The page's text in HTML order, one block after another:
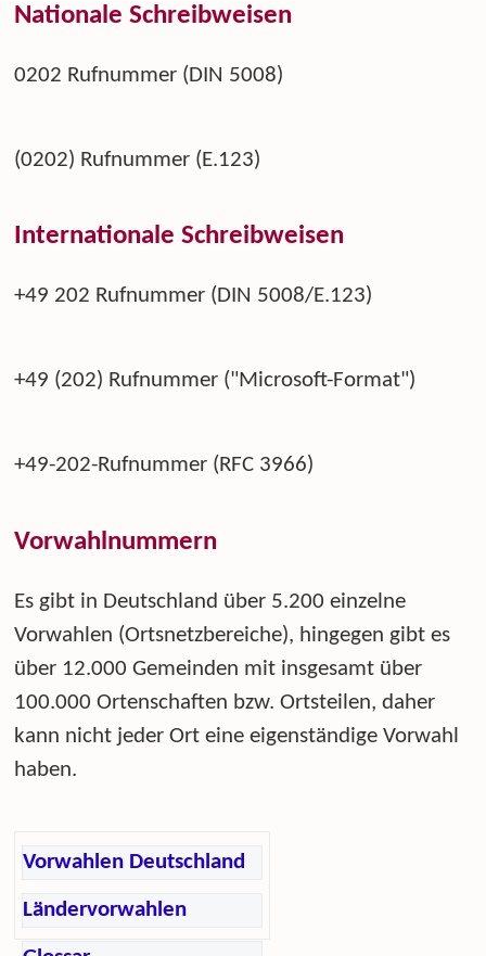
Nationale Schreibweisen
0202 Rufnummer (DIN 5008)
(0202) Rufnummer (E.123)
Internationale Schreibweisen
+49 202 Rufnummer (DIN 5008/E.123)
+49 (202) Rufnummer ("Microsoft-Format")
+49-202-Rufnummer (RFC 3966)
Vorwahlnummern
Es gibt in Deutschland über 5.200 einzelne
Vorwahlen (Ortsnetzbereiche), hingegen gibt es
über 12.000 Gemeinden mit insgesamt über
100.000 Ortenschaften bzw. Ortsteilen, daher
kann nicht jeder Ort eine eigenständige Vorwahl
haben.
Vorwahlen Deutschland
Ländervorwahlen